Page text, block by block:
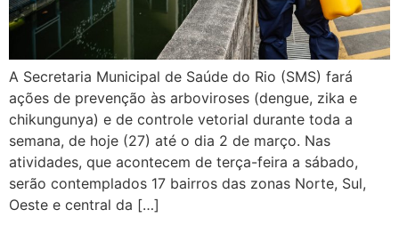
A Secretaria Municipal de Saúde do Rio (SMS) fará
ações de prevenção às arboviroses (dengue, zika e
chikungunya) e de controle vetorial durante toda a
semana, de hoje (27) até o dia 2 de março. Nas
atividades, que acontecem de terça-feira a sábado,
serão contemplados 17 bairros das zonas Norte, Sul,
Oeste e central da […]